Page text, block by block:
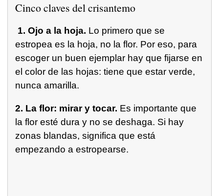
Cinco claves del crisantemo
1. Ojo a la hoja. Lo primero que se
estropea es la hoja, no la flor. Por eso, para
escoger un buen ejemplar hay que fijarse en
el color de las hojas: tiene que estar verde,
nunca amarilla.
2. La flor: mirar y tocar. Es importante que
la flor esté dura y no se deshaga. Si hay
zonas blandas, significa que está
empezando a estropearse.